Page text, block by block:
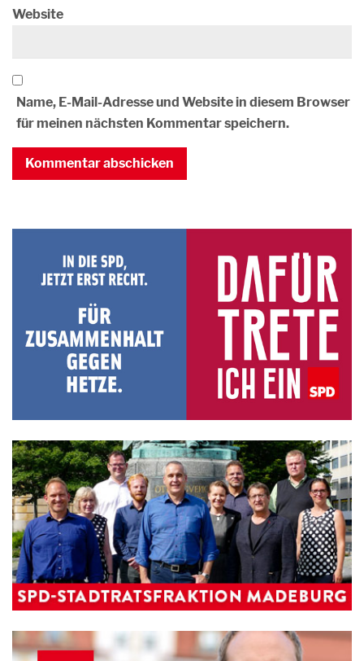
Website
Name, E-Mail-Adresse und Website in diesem Browser
für meinen nächsten Kommentar speichern.